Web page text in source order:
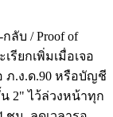
ลับ / Proof of
รียกเพิ่มเมื่อเจอ
อ ภ.ง.ด.90 หรือบัญชี
2" ไว้ล่วงหน้าทุก